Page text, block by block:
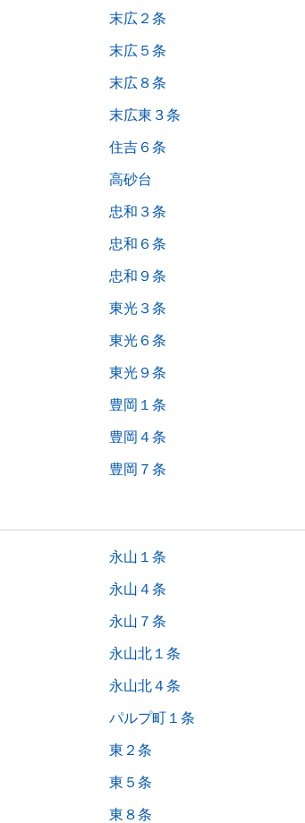
末広２条
末広５条
末広８条
末広東３条
住吉６条
高砂台
忠和３条
忠和６条
忠和９条
東光３条
東光６条
東光９条
豊岡１条
豊岡４条
豊岡７条
永山１条
永山４条
永山７条
永山北１条
永山北４条
パルプ町１条
東２条
東５条
東８条